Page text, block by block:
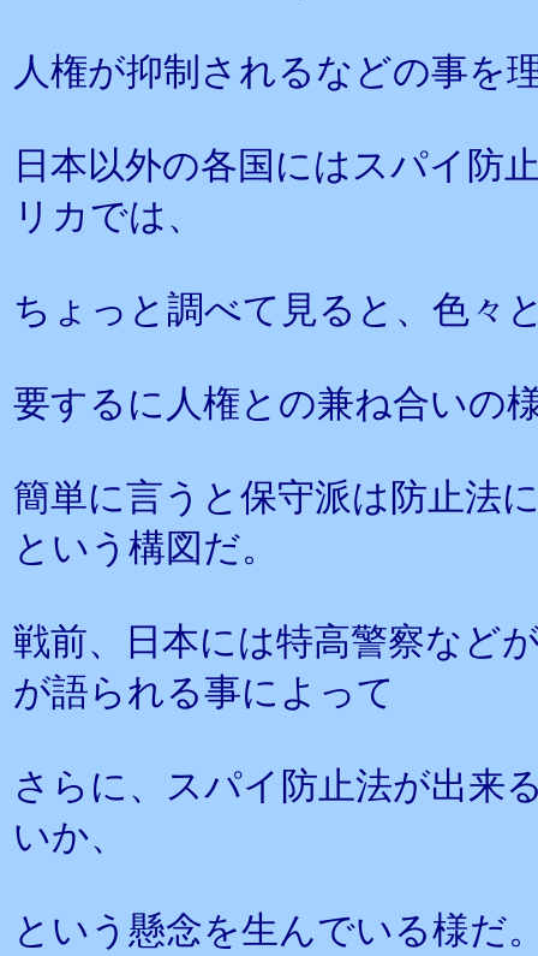
人権が抑制されるなどの事を
日本以外の各国にはスパイ防
リカでは、
ちょっと調べて見ると、色々
要するに人権との兼ね合いの
簡単に言うと保守派は防止法
という構図だ。
戦前、日本には特高警察など
が語られる事によって
さらに、スパイ防止法が出来
いか、
という懸念を生んでいる様だ